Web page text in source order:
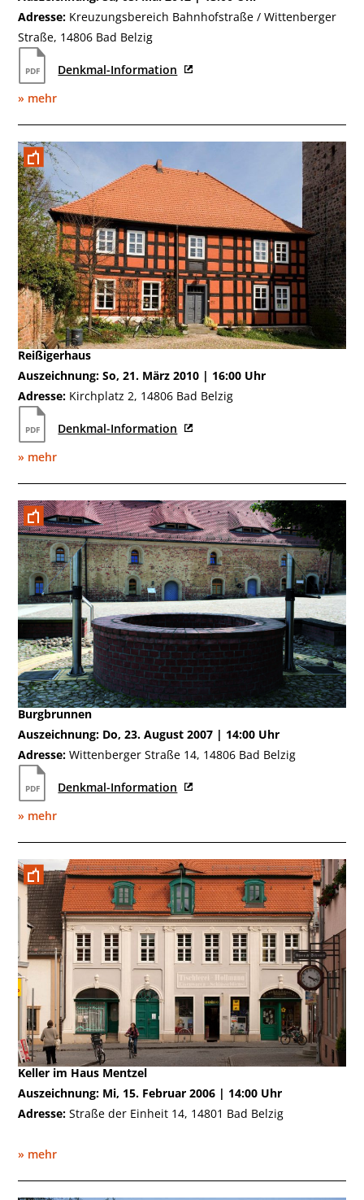
Adresse: Kreuzungsbereich Bahnhofstraße / Wittenberger
Straße, 14806 Bad Belzig
Denkmal-Information
» mehr
März 2010
Reißigerhaus
Auszeichnung: So, 21. März 2010 | 16:00 Uhr
Adresse: Kirchplatz 2, 14806 Bad Belzig
Denkmal-Information
» mehr
August 2007
Burgbrunnen
Auszeichnung: Do, 23. August 2007 | 14:00 Uhr
Adresse: Wittenberger Straße 14, 14806 Bad Belzig
Denkmal-Information
» mehr
Februar 2006
Keller im Haus Mentzel
Auszeichnung: Mi, 15. Februar 2006 | 14:00 Uhr
Adresse: Straße der Einheit 14, 14801 Bad Belzig
» mehr